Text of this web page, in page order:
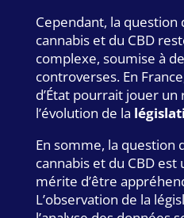
Cependant, la question
cannabis et du CBD
complexe, soumise à
controverses. En
d’État pourrait jouer
l’évolution de la
En somme, la question
cannabis et du CBD
mérite d’être
L’observation de la